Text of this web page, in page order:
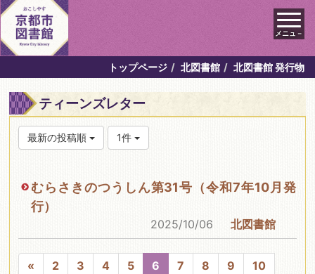
メニュ－
トップページ 北図書館 北図書館 発行物
ティーンズレター
最新の投稿順 1件
むらさきのつうしん第31号（令和7年10月発
行）
2025/10/06 北図書館
« 2 3 4 5 6 7 8 9
10